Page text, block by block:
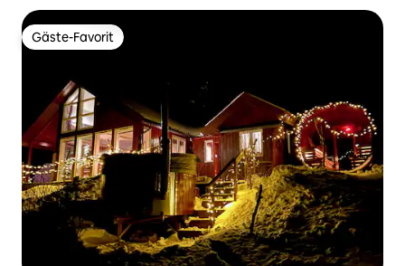
Gäste-Favorit
Gäste-Favorit